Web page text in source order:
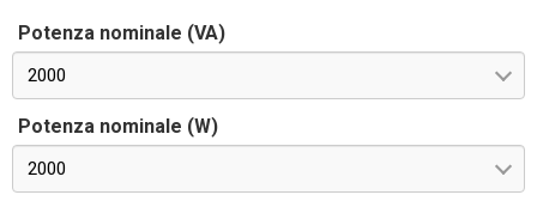
Potenza nominale (VA)
2000
Potenza nominale (W)
2000